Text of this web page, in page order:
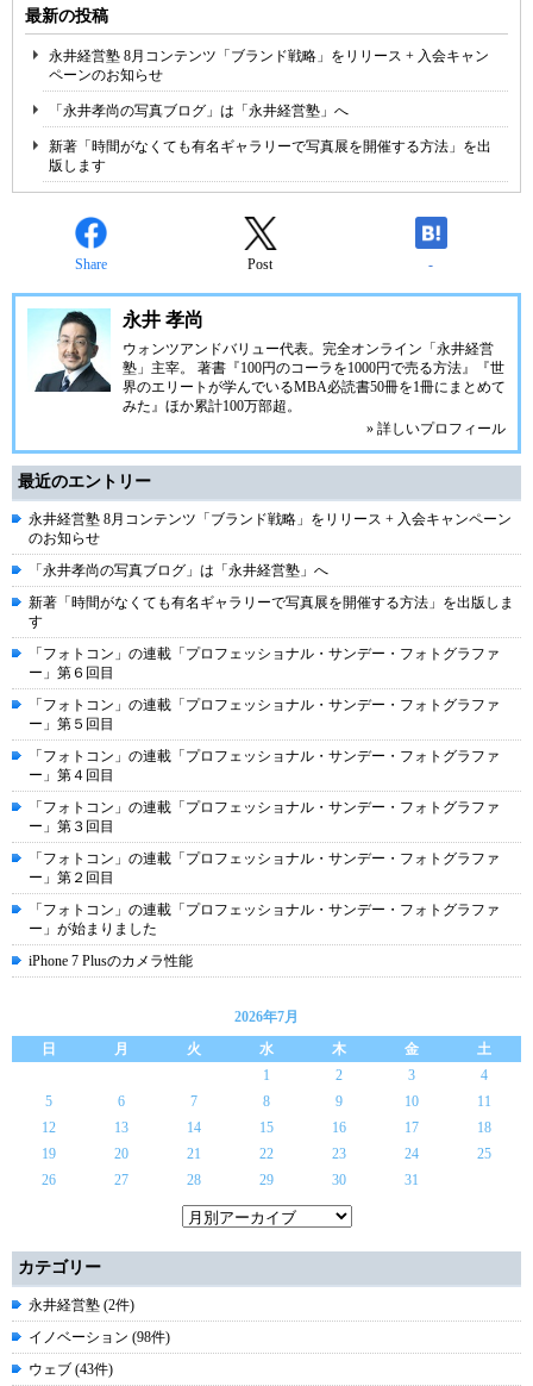
最新の投稿
永井経営塾 8月コンテンツ「ブランド戦略」をリリース + 入会キャン
ペーンのお知らせ
「永井孝尚の写真ブログ」は「永井経営塾」へ
新著「時間がなくても有名ギャラリーで写真展を開催する方法」を出
版します
Share Post -
永井 孝尚
ウォンツアンドバリュー代表。完全オンライン「永井経営
塾」主宰。 著書『100円のコーラを1000円で売る方法』『世
界のエリートが学んでいるMBA必読書50冊を1冊にまとめて
みた』ほか累計100万部超。
» 詳しいプロフィール
最近のエントリー
永井経営塾 8月コンテンツ「ブランド戦略」をリリース + 入会キャンペーン
のお知らせ
「永井孝尚の写真ブログ」は「永井経営塾」へ
新著「時間がなくても有名ギャラリーで写真展を開催する方法」を出版しま
す
「フォトコン」の連載「プロフェッショナル・サンデー・フォトグラファ
ー」第６回目
「フォトコン」の連載「プロフェッショナル・サンデー・フォトグラファ
ー」第５回目
「フォトコン」の連載「プロフェッショナル・サンデー・フォトグラファ
ー」第４回目
「フォトコン」の連載「プロフェッショナル・サンデー・フォトグラファ
ー」第３回目
「フォトコン」の連載「プロフェッショナル・サンデー・フォトグラファ
ー」第２回目
「フォトコン」の連載「プロフェッショナル・サンデー・フォトグラファ
ー」が始まりました
iPhone 7 Plusのカメラ性能
2026年7月
日
月 火 水 木 金
土
1
2 3
4
5
6 7 8 9 10
11
12
13 14 15 16 17
18
19
20 21 22 23 24
25
26
27 28 29 30 31
カテゴリー
永井経営塾 (2件)
イノベーション (98件)
ウェブ (43件)